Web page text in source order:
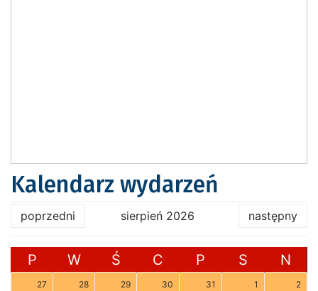
Kalendarz wydarzeń
poprzedni sierpień 2026 następny
P W Ś C P S N
27 28 29 30 31 1 2